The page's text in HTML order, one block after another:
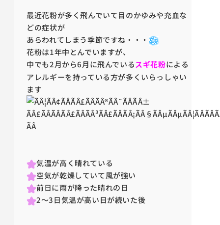
最近花粉が多く飛んでいて目のかゆみや充血な
どの症状が
あらわれてしまう季節ですね・・・
花粉は1年中とんでいますが、
中でも2月から6月に飛んでいるスギ花粉による
アレルギーを持っている方が多くいらっしゃい
ます
気温が高く晴れている
空気が乾燥していて風が強い
前日に雨が降った晴れの日
2～3日気温が高い日が続いた後